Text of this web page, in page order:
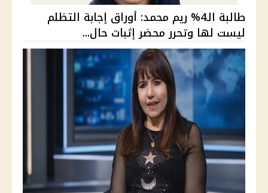
طالبة الـ4% ريم محمد: أوراق إجابة التظلم
ليست لها وتحرر محضر إثبات حال...